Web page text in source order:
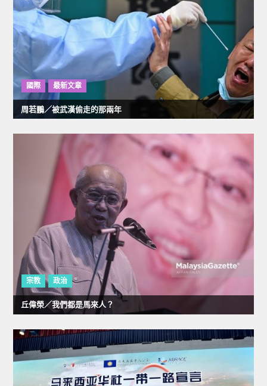
國際 最新文章
周若鵬／被武漢偷走的那兩年
宗教 政治
丘偉榮／我們都是馬來人？